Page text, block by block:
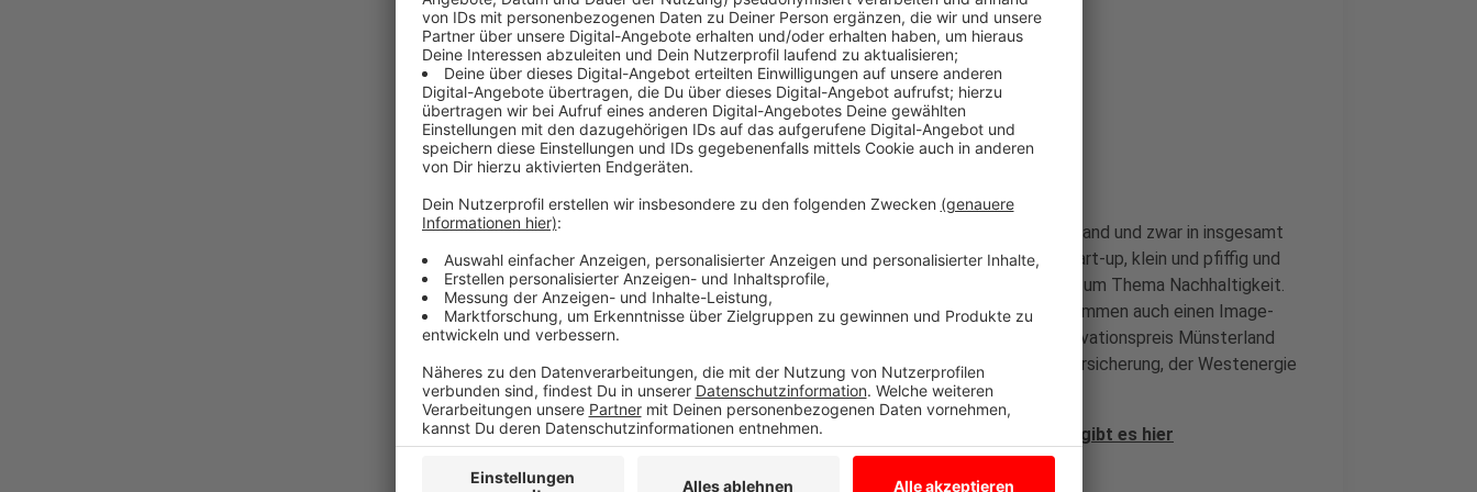
Anzeige
Frist endet am 26. Februar 2026
Anzeige
Bewerben können sich auch Unternehmen aus dem Westmünsterland und zwar in insgesamt
sechs Kategorien: Wirtschaft, Wissenschaft trifft Wirtschaft, Start-up, klein und pfiffig und
digitale Geschäftsmodelle. Außerdem gibt es einen Sonderpreis zum Thema Nachhaltigkeit.
Dotiert ist der Innovationspreis mit 4000 Euro. Die Gewinner bekommen auch einen Image-
oder Produktfilm finanziert. Der Münsterland e.V. vergibt den Innovationspreis Münsterland
gemeinsam mit den Sparkassen im Münsterland, der Provinzial Versicherung, der Westenergie
und den Stadtwerken Münster.
Die Teilnahmebedingungen und weitere Infos zur Bewerbung gibt es hier